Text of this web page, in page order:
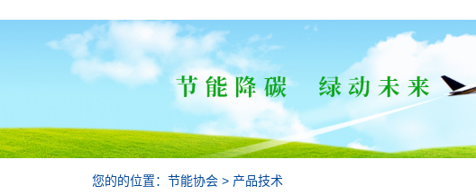
您的的位置： 节能协会 > 产品技术